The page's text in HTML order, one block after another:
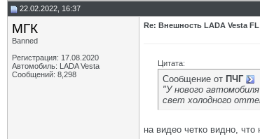
22.02.2022, 16:37
МГК
Banned
Регистрация: 17.08.2020
Автомобиль: LADA Vesta
Сообщений: 8,298
Re: Внешность LADA Vesta
Цитата:
Сообщение от ПЧГ
"У нового
свет холодного
на видео четко видно,